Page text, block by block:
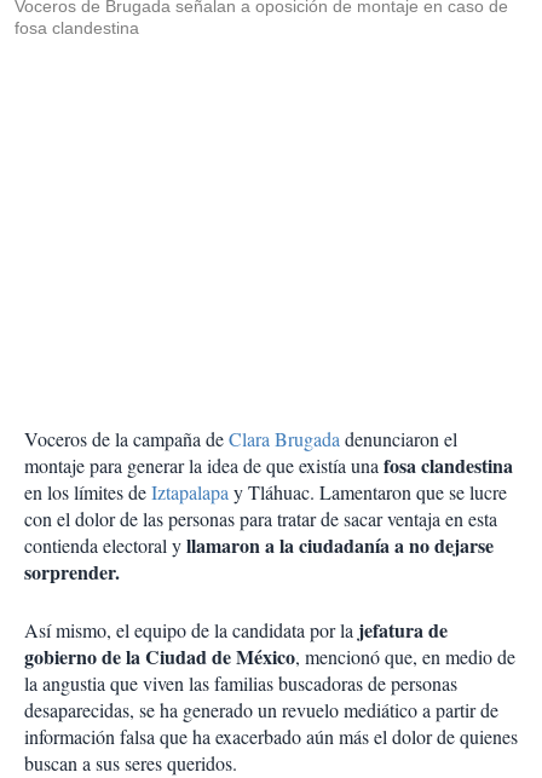
Voceros de Brugada señalan a oposición de montaje en caso de
fosa clandestina
Voceros de la campaña deClara Brugadadenunciaron el
montaje para generar la idea de que existía unafosa clandestina
en los límites deIztapalapay Tláhuac. Lamentaron que se lucre
con el dolor de las personas para tratar de sacar ventaja en esta
contienda electoral yllamaron a la ciudadanía a no dejarse
sorprender.
Así mismo, el equipo de la candidata por la jefatura de
gobierno de la Ciudad de México, mencionó que, en medio de
la angustia que viven las familias buscadoras de personas
desaparecidas, se ha generado un revuelo mediático a partir de
información falsa que ha exacerbado aún más el dolor de quienes
buscan a sus seres queridos.